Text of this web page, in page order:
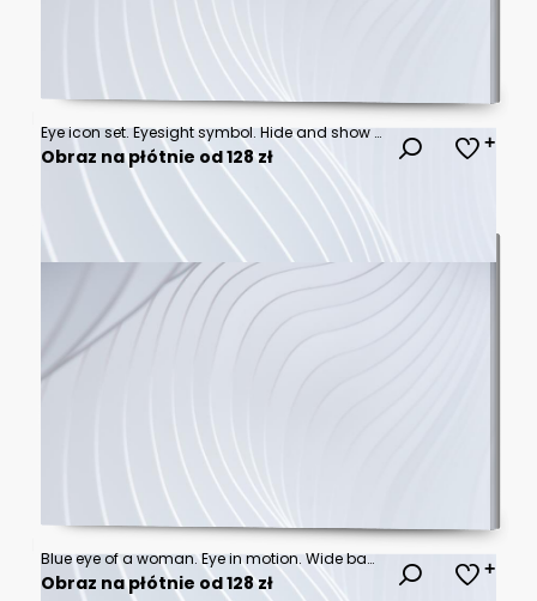
Eye icon set. Eyesight symbol. Hide and show password icons. Eyes open and closed vector icons. See and unsee eye icon set. Eye password hidden view private vector icon
Obraz na płótnie od 128 zł
Blue eye of a woman. Eye in motion. Wide banner with a white background.
Obraz na płótnie od 128 zł